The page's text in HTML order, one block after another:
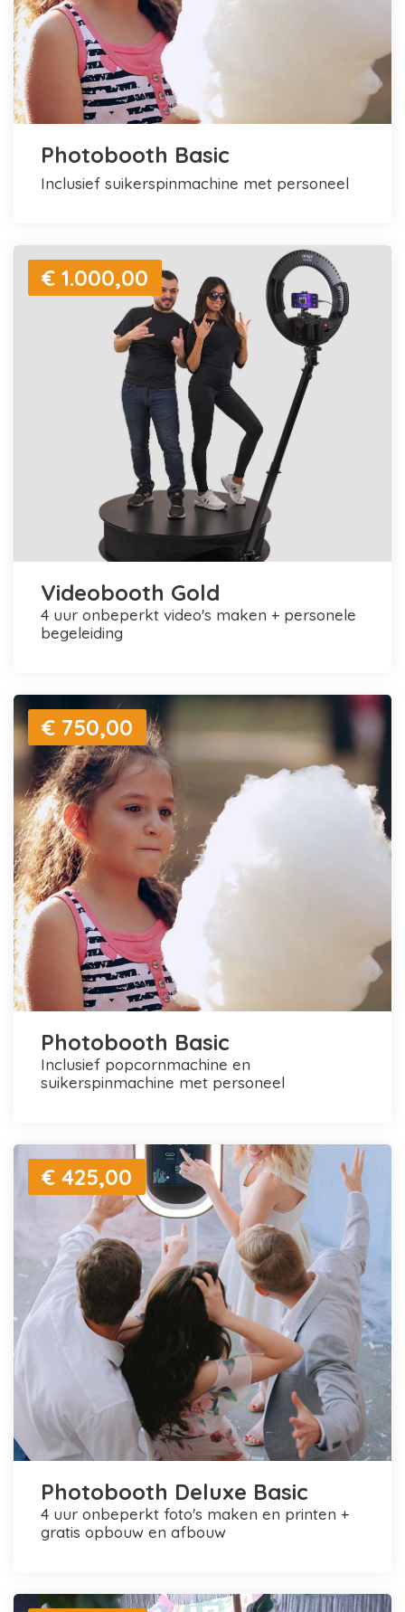
Photobooth Basic
inclusief suikerspinmachine met personeel
€ 1.000,00
Videobooth Gold
4 uur onbeperkt video's maken + personele
begeleiding
€ 750,00
Photobooth Basic
inclusief popcornmachine en
suikerspinmachine met personeel
€ 425,00
Photobooth Deluxe Basic
4 uur onbeperkt foto's maken en printen +
gratis opbouw en afbouw